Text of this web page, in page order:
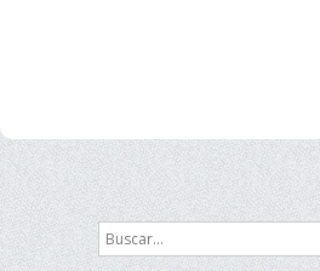
Siguiente Final
Buscar...